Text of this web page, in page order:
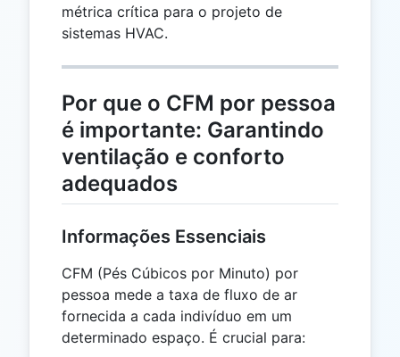
métrica crítica para o projeto de
sistemas HVAC.
Por que o CFM por pessoa
é importante: Garantindo
ventilação e conforto
adequados
Informações Essenciais
CFM (Pés Cúbicos por Minuto) por
pessoa mede a taxa de fluxo de ar
fornecida a cada indivíduo em um
determinado espaço. É crucial para: